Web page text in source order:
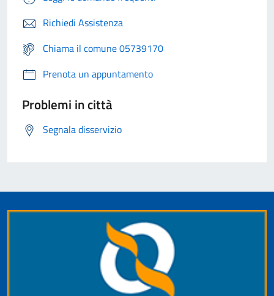
Richiedi Assistenza
Chiama il comune 05739170
Prenota un appuntamento
Problemi in città
Segnala disservizio